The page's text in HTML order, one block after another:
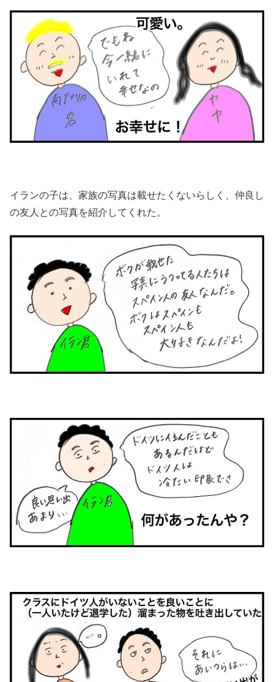
イランの子は、家族の写真は載せたくないらしく、仲良し
の友人との写真を紹介してくれた。